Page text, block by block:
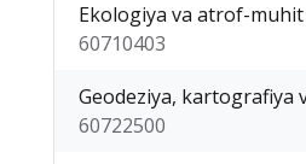
Ekologiya va atrof-
60710403
Geodeziya, kartografiya
60722500